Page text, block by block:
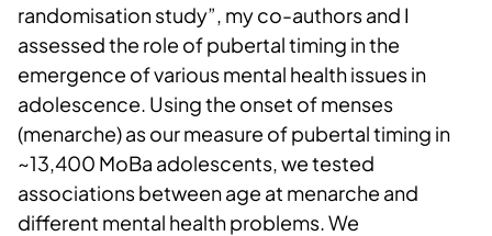
randomisation study”, my co-authors and I
assessed the role of pubertal timing in the
emergence of various mental health issues in
adolescence. Using the onset of menses
(menarche) as our measure of pubertal timing in
~13,400 MoBa adolescents, we tested
associations between age at menarche and
different mental health problems. We